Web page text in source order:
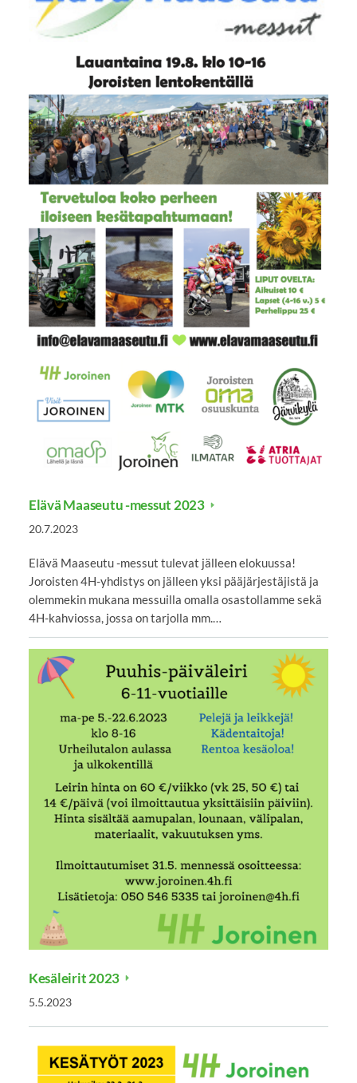
Elävä Maaseutu -messut 2023
20.7.2023
Elävä Maaseutu -messut tulevat jälleen elokuussa!
Joroisten 4H-yhdistys on jälleen yksi pääjärjestäjistä ja
olemmekin mukana messuilla omalla osastollamme sekä
4H-kahviossa, jossa on tarjolla mm.…
Kesäleirit 2023
5.5.2023